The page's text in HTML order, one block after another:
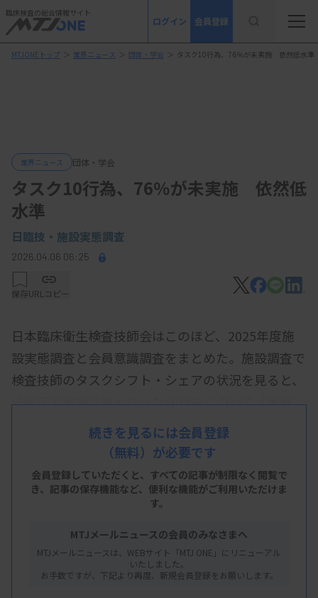
臨床検査の総合情報サイト
ログイン 会員登録
MTJONEトップ ＞ 業界ニュース ＞ 団体・学会 ＞ タスク10行為、76％が未実施 依然低水準
業界ニュース 団体・学会
タスク10行為、76％が未実施 依然低
水準
日臨技・施設実態調査
2026.04.06 06:25
保存URLコピー
日本臨床衛生検査技師会はこのほど、2025年度施
設実態調査と会員意識調査をまとめた。施設調査で
検査技師のタスクシフト・シェアの状況を見ると、
法改正で実施可能となった10行為について「実施し
ていない」が76.2％で依然として低水準にとどまっ
また、学会や研修会への参加費用に関する支援で
は、「申請すれば基本的に全額負担」が
32.5％（1426施設）、「施設からの指示、演題発表
など条件付きで支援」25.0％（1098施設）、「基本
的に参加費用の支援なし」8.5％（374施設）だっ
続きを見るには会員登録
（無料）が必要です
会員登録していただくと、すべての記事が制限なく閲覧で
き、 記事の保存機能など、便利な機能がご利用いただけま
す。
MTJメールニュースの会員のみなさまへ
MTJメールニュースは、WEBサイト「MTJ ONE」にリニューアル
いたしました。
お手数ですが、下記より再度、新規会員登録をお願いします。